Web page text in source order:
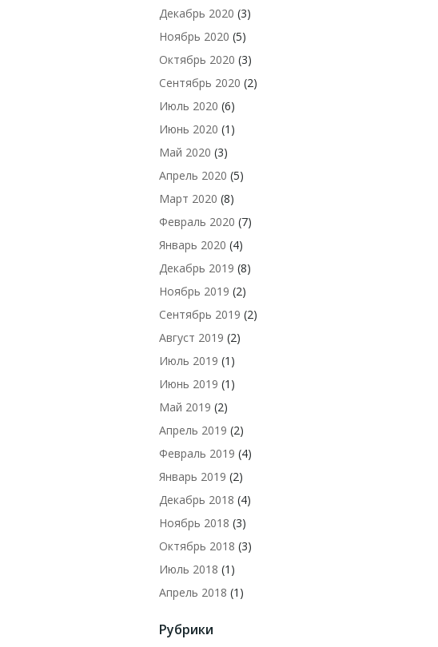
Декабрь 2020 (3)
Ноябрь 2020 (5)
Октябрь 2020 (3)
Сентябрь 2020 (2)
Июль 2020 (6)
Июнь 2020 (1)
Май 2020 (3)
Апрель 2020 (5)
Март 2020 (8)
Февраль 2020 (7)
Январь 2020 (4)
Декабрь 2019 (8)
Ноябрь 2019 (2)
Сентябрь 2019 (2)
Август 2019 (2)
Июль 2019 (1)
Июнь 2019 (1)
Май 2019 (2)
Апрель 2019 (2)
Февраль 2019 (4)
Январь 2019 (2)
Декабрь 2018 (4)
Ноябрь 2018 (3)
Октябрь 2018 (3)
Июль 2018 (1)
Апрель 2018 (1)
Рубрики